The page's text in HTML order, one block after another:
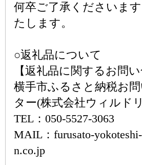
何卒ご了承くださいま
たします。
○返礼品について
【返礼品に関するお問い
横手市ふるさと納税お
ター(株式会社ウィルド
TEL：050-5527-3063
MAIL：furusato-
n.co.jp